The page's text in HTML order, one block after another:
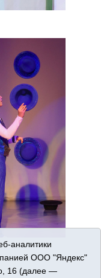
аналитики
ООО "Яндекс"
16 (далее —